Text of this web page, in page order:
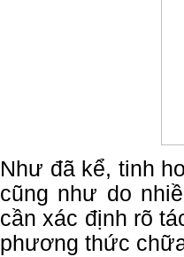
Như đã kể, tinh
cũng như do
cần xác định rõ
phương thức